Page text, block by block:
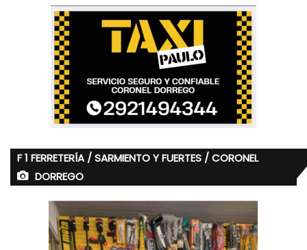
F 1 FERRETERÍA / SARMIENTO Y FUERTES / CORONEL
DORREGO